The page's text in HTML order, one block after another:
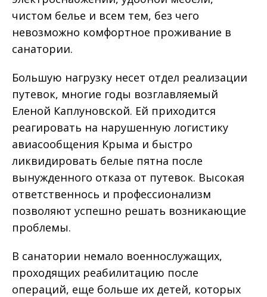
чистом белье и всем тем, без чего
невозможно комфортное проживание в
санатории.
Большую нагрузку несет отдел реализации
путевок, многие годы возглавляемый
Еленой Каплуновской. Ей приходится
реагировать на нарушенную логистику
авиасообщения Крыма и быстро
ликвидировать белые пятна после
вынужденного отказа от путевок. Высокая
ответственнось и профессионализм
позволяют успешно решать возникающие
проблемы.
В санатории немало военнослужащих,
проходящих реабилитацию после
операций, еще больше их детей, которых